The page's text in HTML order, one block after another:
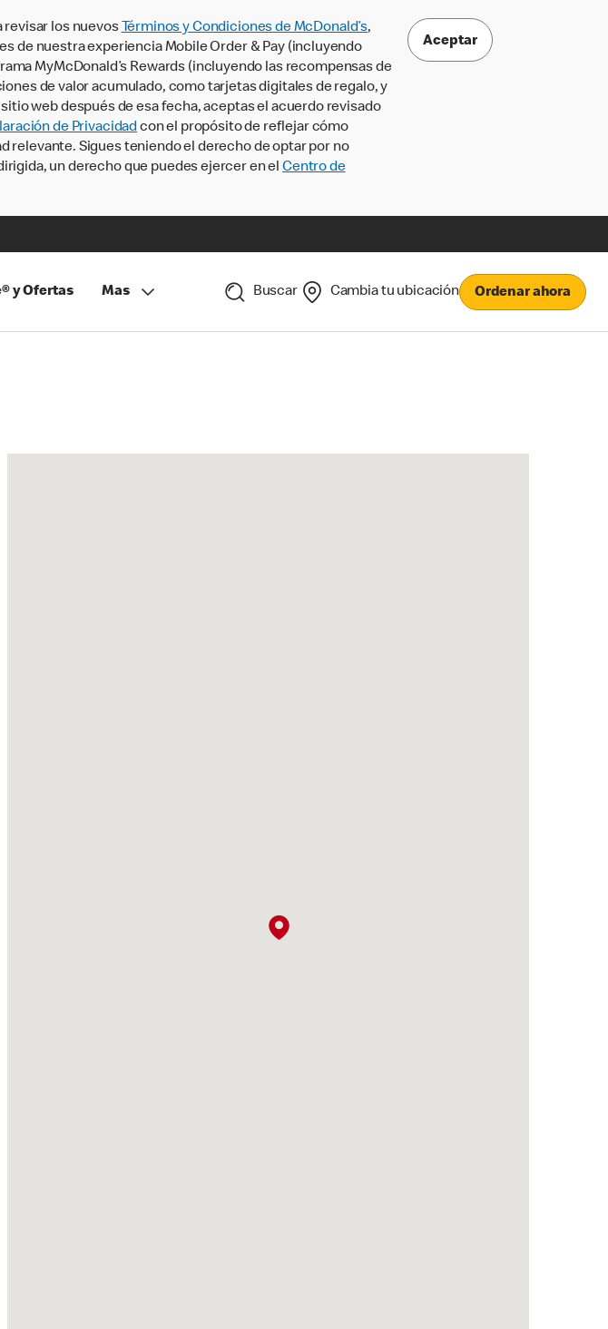
revisar los nuevos Términos y Condiciones de McDonald’s,
de nuestra experiencia Mobile Order & Pay (incluyendo
MyMcDonald’s Rewards (incluyendo las recompensas de
de valor acumulado, como tarjetas digitales de regalo, y
web después de esa fecha, aceptas el acuerdo revisado
de Privacidadcon el propósito de reflejar cómo
Sigues teniendo el derecho de optar por no
un derecho que puedes ejercer en el Centro de
Aceptar
y Ofertas Mas Buscar Cambia tu ubicación Ordenar ahora